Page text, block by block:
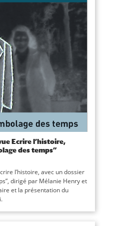
Ecrire l’histoire,
des temps”
l’histoire, avec un dossier
dirigé par Mélanie Henry et
et la présentation du